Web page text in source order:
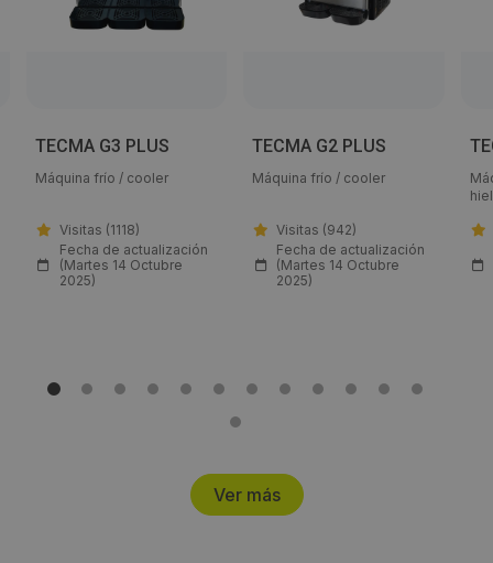
Email:
Horario de contacto:
Comercial
Fecha de publicación de producto:
TECMA G3 PLUS
Máquina frío / cooler
Visitas (1118)
Fecha de actualización
(Martes 14 Octubre
2025)
TECMA G2 PLUS
Máquina frío / cooler
Visitas (942)
Fecha de actualización
(Martes 14 Octubre
2025)
Ver más